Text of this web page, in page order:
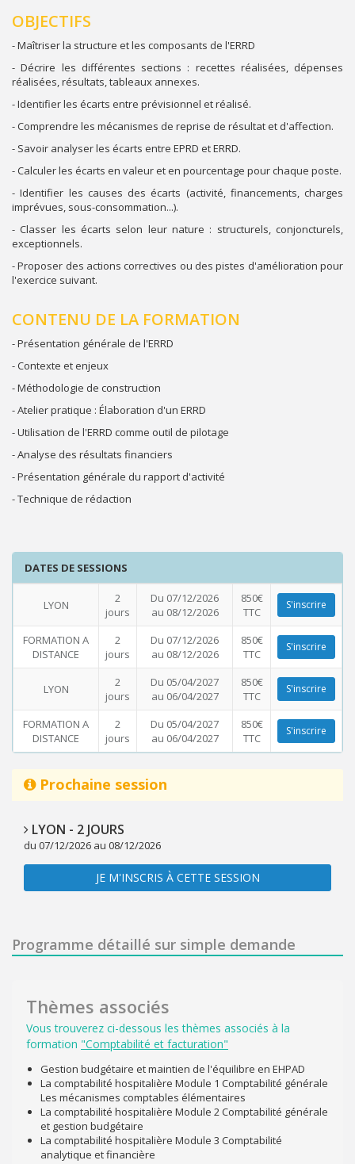
OBJECTIFS
- Maîtriser la structure et les composants de l'ERRD
- Décrire les différentes sections : recettes réalisées, dépenses
réalisées, résultats, tableaux annexes.
- Identifier les écarts entre prévisionnel et réalisé.
- Comprendre les mécanismes de reprise de résultat et d'affection.
- Savoir analyser les écarts entre EPRD et ERRD.
- Calculer les écarts en valeur et en pourcentage pour chaque poste.
- Identifier les causes des écarts (activité, financements, charges
imprévues, sous-consommation...).
- Classer les écarts selon leur nature : structurels, conjoncturels,
exceptionnels.
- Proposer des actions correctives ou des pistes d'amélioration pour
l'exercice suivant.
CONTENU DE LA FORMATION
- Présentation générale de l'ERRD
- Contexte et enjeux
- Méthodologie de construction
- Atelier pratique : Élaboration d'un ERRD
- Utilisation de l'ERRD comme outil de pilotage
- Analyse des résultats financiers
- Présentation générale du rapport d'activité
- Technique de rédaction
DATES DE SESSIONS
LYON
2
jours
Du 07/12/2026
au 08/12/2026
850€
TTC
S'inscrire
FORMATION A
DISTANCE
2
jours
Du 07/12/2026
au 08/12/2026
850€
TTC
S'inscrire
LYON
2
jours
Du 05/04/2027
au 06/04/2027
850€
TTC
S'inscrire
FORMATION A
DISTANCE
2
jours
Du 05/04/2027
au 06/04/2027
850€
TTC
S'inscrire
Prochaine session
LYON - 2 JOURS
du 07/12/2026 au 08/12/2026
JE M'INSCRIS À CETTE SESSION
Programme détaillé sur simple demande
Thèmes associés
Vous trouverez ci-dessous les thèmes associés à la
formation "Comptabilité et facturation"
Gestion budgétaire et maintien de l'équilibre en EHPAD
La comptabilité hospitalière Module 1 Comptabilité générale
Les mécanismes comptables élémentaires
La comptabilité hospitalière Module 2 Comptabilité générale
et gestion budgétaire
La comptabilité hospitalière Module 3 Comptabilité
analytique et financière